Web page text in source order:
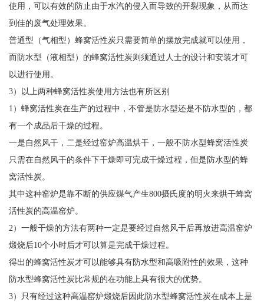
使用，可以有效的防止由于水汽的侵入而导致的开裂现象，从而达
到佳的废气处理效果。
普通型（气相型）蜂窝活性炭只需要简单的摆放完成就可以使用，
而防水型（液相型）的蜂窝活性炭则须通过人士的设计和安装才可
以进行使用。
3）以上两种蜂窝活性炭使用方法也有所区别
1）蜂窝活性炭在生产的过程中，不管是防水型还是不防水型的，都
有一个成品后干燥的过程。
一是自然风干，二是经过窑炉高温烘干，一般不防水型蜂窝活性炭
只需在自然风干的条件下干燥即可完成干燥过程，但是防水型的蜂
窝活性炭。
其中这种窑炉是靠不断的供应煤气产生800摄氏度的明火来烘干蜂窝
活性炭的高温窑炉。
2）一般干燥的方法有两种一定是要经过自然风干后再放进高温窑炉
煅烧后10个小时后才可以算是完成干燥过程。
得出的蜂窝活性炭才可以能够具有防水型和高吸附性的效果，这种
防水型蜂窝活性炭比常规的在功能上具有很大的优势。
3）只有经过这种高温窑炉煅烧后因此防水型蜂窝活性炭在成本上是